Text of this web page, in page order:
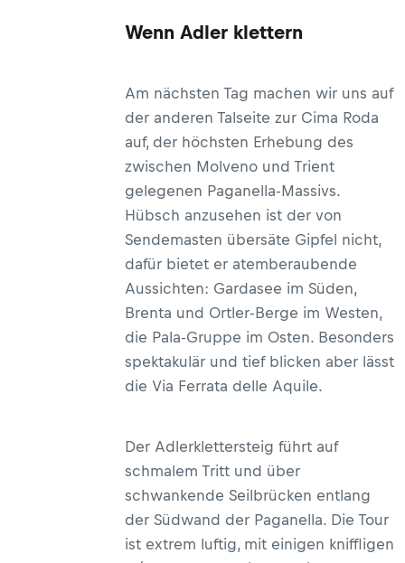
Wenn Adler klettern
Am nächsten Tag machen wir uns auf
der anderen Talseite zur Cima Roda
auf, der höchsten Erhebung des
zwischen Molveno und Trient
gelegenen Paganella-Massivs.
Hübsch anzusehen ist der von
Sendemasten übersäte Gipfel nicht,
dafür bietet er atemberaubende
Aussichten: Gardasee im Süden,
Brenta und Ortler-Berge im Westen,
die Pala-Gruppe im Osten. Besonders
spektakulär und tief blicken aber lässt
die Via Ferrata delle Aquile.
Der Adlerklettersteig führt auf
schmalem Tritt und über
schwankende Seilbrücken entlang
der Südwand der Paganella. Die Tour
ist extrem luftig, mit einigen kniffligen